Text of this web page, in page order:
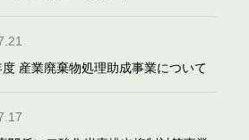
産業廃棄物処理助成事業について